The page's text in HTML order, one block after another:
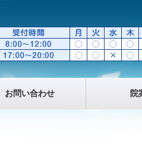
お問い合わせ 院